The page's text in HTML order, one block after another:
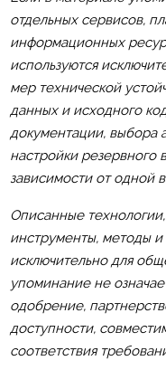
отдельных сервисов,
информационных
используются
мер технической
данных и исходного
документации, выбора
настройки резервного
зависимости от одной
Описанные
инструменты, методы
исключительно для
упоминание не
одобрение,
доступности,
соответствия